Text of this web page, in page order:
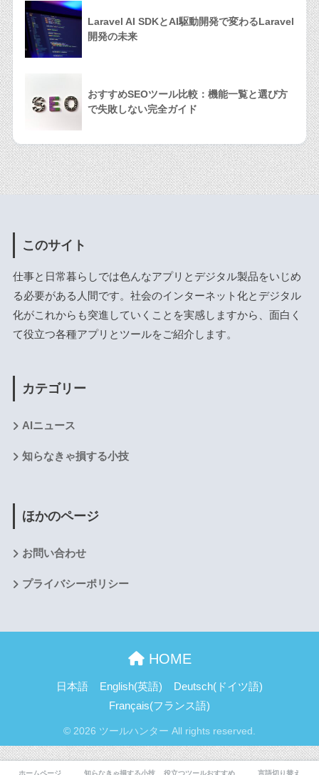
Laravel AI SDKとAI駆動開発で変わるLaravel
開発の未来
おすすめSEOツール比較：機能一覧と選び方
で失敗しない完全ガイド
このサイト
仕事と日常暮らしでは色んなアプリとデジタル製品をいじめ
る必要がある人間です。社会のインターネット化とデジタル
化がこれからも突進していくことを実感しますから、面白く
て役立つ各種アプリとツールをご紹介します。
カテゴリー
AIニュース
知らなきゃ損する小技
ほかのページ
お問い合わせ
プライバシーポリシー
HOME
日本語 English(英語) Deutsch( ドイツ語)
Français(フランス語)
© 2026 ツールハンター All rights reserved.
ホームページ 知らなきゃ損する小技 役立つツールおすすめ 言語切り替え